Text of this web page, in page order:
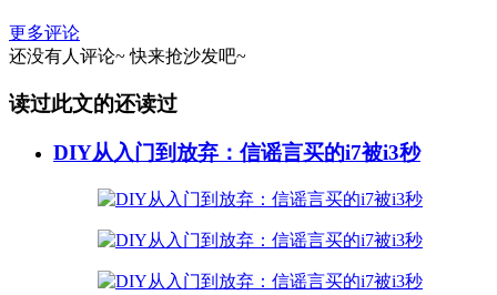
更多评论
还没有人评论~ 快来抢沙发吧~
读过此文的还读过
DIY从入门到放弃：信谣言买的i7被i3秒